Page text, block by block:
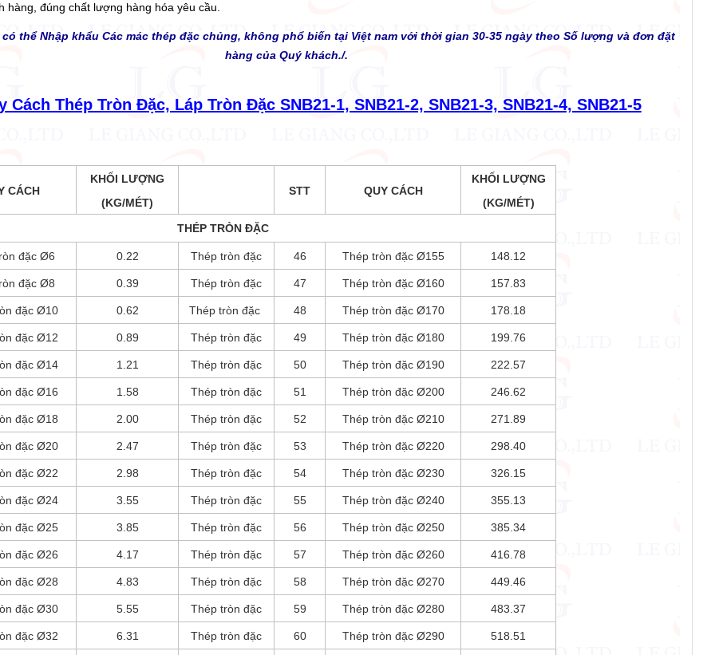
hàng, đúng chất lượng hàng hóa yêu cầu.
thể Nhập khẩu Các mác thép đặc chủng, không phổ biến tại Việt nam với thời gian 30-35 ngày theo Số lượng và đơn đặt
hàng của Quý khách./.
Cách Thép Tròn Đặc, Láp Tròn Đặc SNB21-1, SNB21-2, SNB21-3, SNB21-4, SNB21-5
CÁCH
KHỐI LƯỢNG
(KG/MÉT)
STT QUY CÁCH
KHỐI LƯỢNG
(KG/MÉT)
THÉP TRÒN ĐẶC
đặc Ø6 0.22 Thép tròn đặc 46 Thép tròn đặc Ø155 148.12
đặc Ø8 0.39 Thép tròn đặc 47 Thép tròn đặc Ø160 157.83
đặc Ø10 0.62 Thép tròn đặc 48 Thép tròn đặc Ø170 178.18
đặc Ø12 0.89 Thép tròn đặc 49 Thép tròn đặc Ø180 199.76
đặc Ø14 1.21 Thép tròn đặc 50 Thép tròn đặc Ø190 222.57
đặc Ø16 1.58 Thép tròn đặc 51 Thép tròn đặc Ø200 246.62
đặc Ø18 2.00 Thép tròn đặc 52 Thép tròn đặc Ø210 271.89
đặc Ø20 2.47 Thép tròn đặc 53 Thép tròn đặc Ø220 298.40
đặc Ø22 2.98 Thép tròn đặc 54 Thép tròn đặc Ø230 326.15
đặc Ø24 3.55 Thép tròn đặc 55 Thép tròn đặc Ø240 355.13
đặc Ø25 3.85 Thép tròn đặc 56 Thép tròn đặc Ø250 385.34
đặc Ø26 4.17 Thép tròn đặc 57 Thép tròn đặc Ø260 416.78
đặc Ø28 4.83 Thép tròn đặc 58 Thép tròn đặc Ø270 449.46
đặc Ø30 5.55 Thép tròn đặc 59 Thép tròn đặc Ø280 483.37
đặc Ø32 6.31 Thép tròn đặc 60 Thép tròn đặc Ø290 518.51